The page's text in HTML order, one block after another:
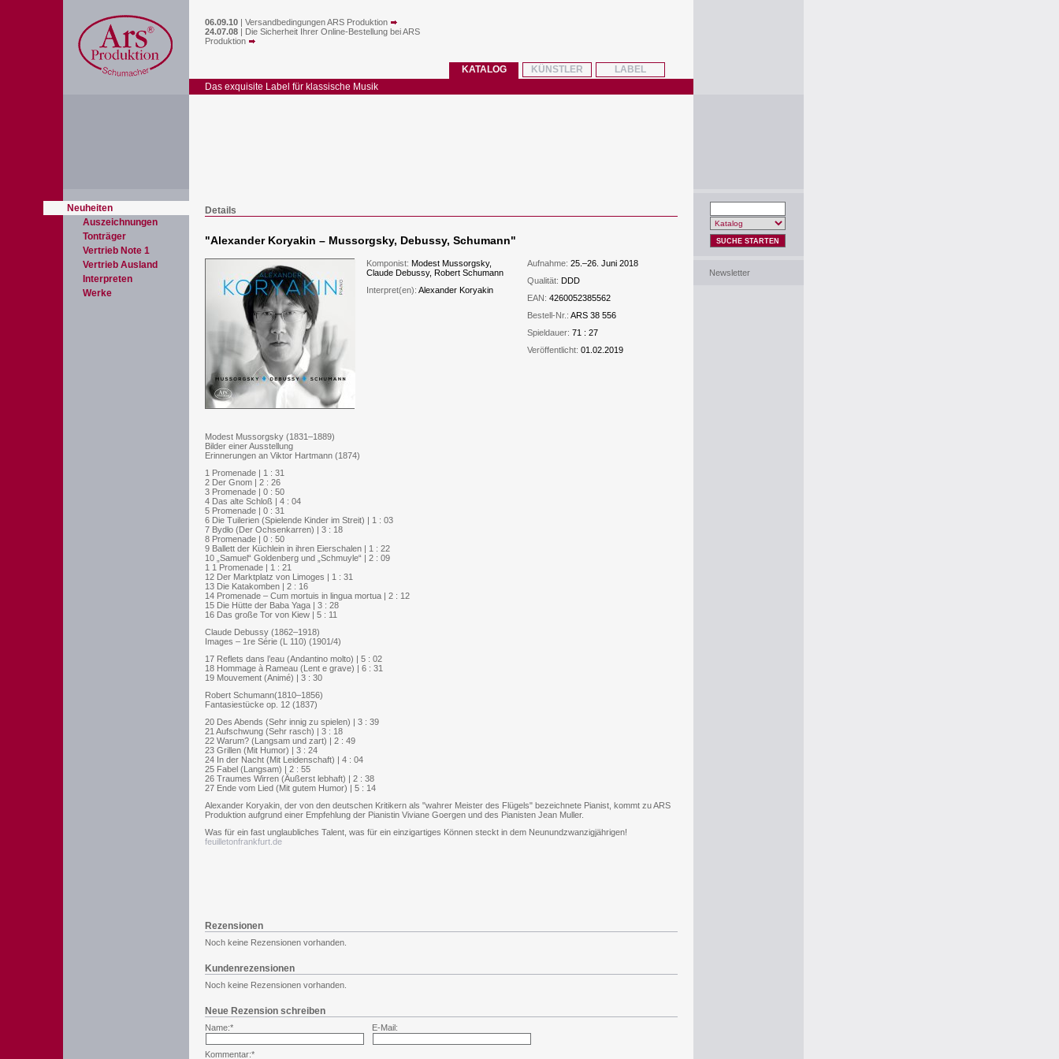
06.09.10 | Versandbedingungen ARS Produktion
24.07.08 | Die Sicherheit Ihrer Online-Bestellung bei ARS
Produktion
KATALOG KÜNSTLER
LABEL
Das exquisite Label für klassische Musik
Neuheiten
Auszeichnungen
Tonträger
Vertrieb Note 1
Vertrieb Ausland
Interpreten
Werke
Details
"Alexander Koryakin – Mussorgsky, Debussy, Schumann"
Komponist: Modest Mussorgsky,
Claude Debussy, Robert Schumann
Interpret(en): Alexander Koryakin
Aufnahme: 25.–26. Juni 2018
Qualität: DDD
EAN: 4260052385562
Bestell-Nr.: ARS 38 556
Spieldauer: 71 : 27
Veröffentlicht: 01.02.2019
Modest Mussorgsky (1831–1889)
Bilder einer Ausstellung
Erinnerungen an Viktor Hartmann (1874)
1 Promenade | 1 : 31
2 Der Gnom | 2 : 26
3 Promenade | 0 : 50
4 Das alte Schloß | 4 : 04
5 Promenade | 0 : 31
6 Die Tuilerien (Spielende Kinder im Streit) | 1 : 03
7 Bydło (Der Ochsenkarren) | 3 : 18
8 Promenade | 0 : 50
9 Ballett der Küchlein in ihren Eierschalen | 1 : 22
10 „Samuel“ Goldenberg und „Schmuyle“ | 2 : 09
1 1 Promenade | 1 : 21
12 Der Marktplatz von Limoges | 1 : 31
13 Die Katakomben | 2 : 16
14 Promenade – Cum mortuis in lingua mortua | 2 : 12
15 Die Hütte der Baba Yaga | 3 : 28
16 Das große Tor von Kiew | 5 : 11
Claude Debussy (1862–1918)
Images – 1re Série (L 110) (1901/4)
17 Reflets dans l’eau (Andantino molto) | 5 : 02
18 Hommage à Rameau (Lent e grave) | 6 : 31
19 Mouvement (Animé) | 3 : 30
Robert Schumann(1810–1856)
Fantasiestücke op. 12 (1837)
20 Des Abends (Sehr innig zu spielen) | 3 : 39
21 Aufschwung (Sehr rasch) | 3 : 18
22 Warum? (Langsam und zart) | 2 : 49
23 Grillen (Mit Humor) | 3 : 24
24 In der Nacht (Mit Leidenschaft) | 4 : 04
25 Fabel (Langsam) | 2 : 55
26 Traumes Wirren (Äußerst lebhaft) | 2 : 38
27 Ende vom Lied (Mit gutem Humor) | 5 : 14
Alexander Koryakin, der von den deutschen Kritikern als "wahrer Meister des Flügels" bezeichnete Pianist, kommt zu ARS
Produktion aufgrund einer Empfehlung der Pianistin Viviane Goergen und des Pianisten Jean Muller.
Was für ein fast unglaubliches Talent, was für ein einzigartiges Können steckt in dem Neunundzwanzigjährigen!
feuilletonfrankfurt.de
Rezensionen
Noch keine Rezensionen vorhanden.
Kundenrezensionen
Noch keine Rezensionen vorhanden.
Neue Rezension schreiben
Name:* E-Mail:
Kommentar:*
SUCHE STARTEN
Newsletter